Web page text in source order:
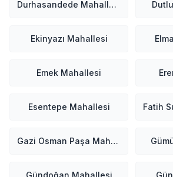
Durhasandede Mahallesi
Ekinyazı Mahallesi
Emek Mahallesi
Esentepe Mahallesi
Gazi Osman Paşa Mahallesi
Gündoğan Mahallesi